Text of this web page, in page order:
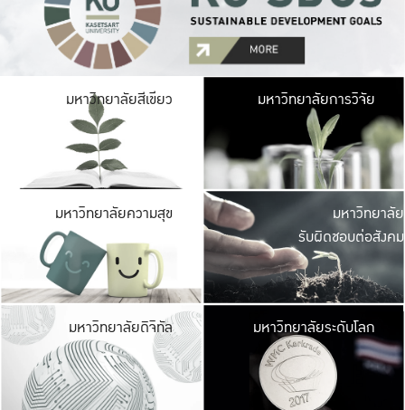
มหาวิทยาลัยสีเขียว มหาวิ
มีพื้นที่เขียวสดใส
เป็นป่าในเมือง เกษต
มหาวิทยาลัยการวิจัย
มหาวิทยาลัยความสุข มหาวิ
ค
เปิดประ
และพบเรื่องราวใ
มหาวิทยาลัย
รับผิดชอบต่อสังคม
มหาวิทยาลัยดิจิทัล มหาวิ
เปลี่ยนแปลง แล
เพื่อทำง
ระบบสารสนเทศ
มหาวิทยาลัยระดับโลก